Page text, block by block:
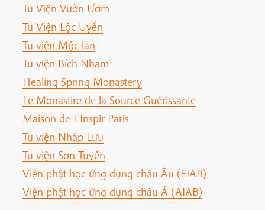
Tu Viện Vườn Ươm
Tu Viện Lộc Uyển
Tu viện Mộc lan
Tu viện Bích Nham
Healing Spring Monastery
Le Monastire de la Source Guérissante
Maison de L'Inspir Paris
Tu viện Nhập Lưu
Tu viện Sơn Tuyền
Viện phật học ứng dụng châu Âu (EIAB)
Viện phật học ứng dụng châu Á (AIAB)